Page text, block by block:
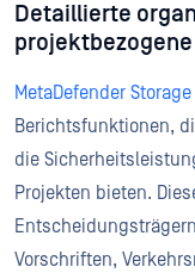
Detaillierte
MetaDefender
Berichtsfunktionen,
die
Projekten bieten.
Vorschriften,